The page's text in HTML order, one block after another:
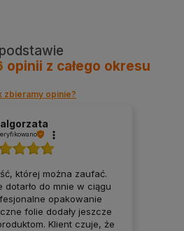
opinii z całego okresu
zbieramy opinie?
której można zaufać.
dotarło do mnie w ciągu
opakowanie
folie dodały jeszcze
Klient czuje, że